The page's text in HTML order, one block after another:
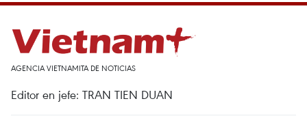
AGENCIA VIETNAMITA DE NOTICIAS
Editor en jefe: TRAN TIEN DUAN